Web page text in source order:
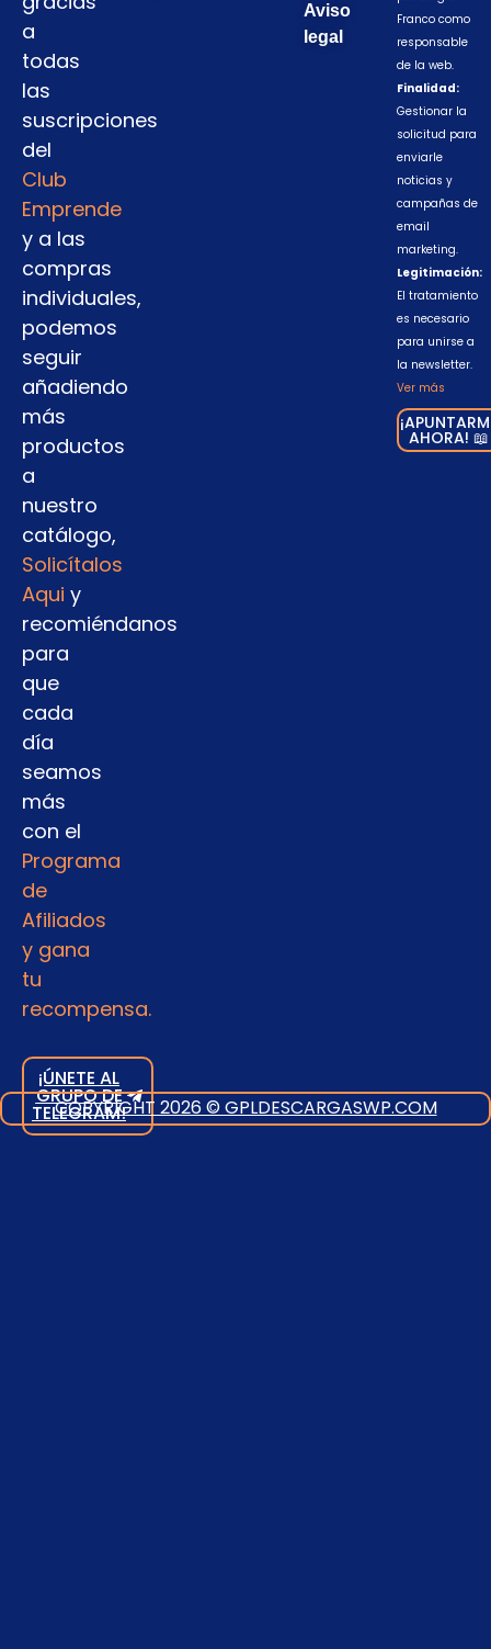
a
todas
las
suscripciones
del
Club
Emprende
y a las
compras
individuales,
podemos
seguir
añadiendo
más
productos
a
nuestro
catálogo,
Solicítalos
Aqui y
recomiéndanos
para
que
cada
día
seamos
más
con el
Programa
de
Afiliados
y gana
tu
recompensa.
¡ÚNETE AL
GRUPO DE
TELEGRAM!
Aviso
legal
Franco como
responsable
de la web.
Finalidad:
Gestionar la
solicitud para
enviarle
noticias y
campañas de
email
marketing.
Legitimación:
El tratamiento
es necesario
para unirse a
la newsletter.
Ver más
AHORA! 📖
COPYRIGHT 2026 © GPLDESCARGASWP.COM